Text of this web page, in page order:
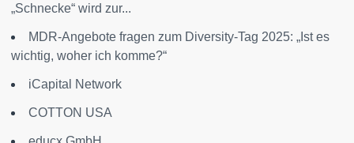
„Schnecke“ wird zur...
MDR-Angebote fragen zum Diversity-Tag 2025: „Ist es
wichtig, woher ich komme?“
iCapital Network
COTTON USA